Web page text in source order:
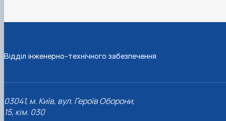
Відділ інженерно-технічного забезпечення
03041, м. Київ, вул. Героїв Оборони,
15, кім. 030